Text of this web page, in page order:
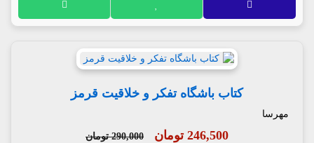
کتاب باشگاه تفکر و خلاقیت قرمز
مهرسا
246,500 تومان 290,000 تومان